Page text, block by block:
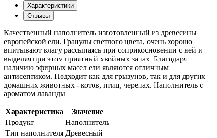
Характеристики
Отзывы
Качественный наполнитель изготовленный из древесины
европейской ели. Гранулы светлого цвета, очень хорошо
впитывают влагу рассыпаясь при соприкосновении с ней и
выделяя при этом приятный хвойных запах. Благодаря
наличию эфирных масел ели являются отличным
антисептиком. Подходит как для грызунов, так и для других
домашних животных - котов, птиц, черепах. Наполнитель с
ароматом лаванды
Характеристика
Значение
Продукт
Наполнитель
Тип наполнителя Древесный